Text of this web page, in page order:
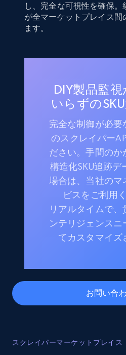
し、完全な可視性を確保。
が全マーケットプレイス間
ます。
DIY製品監
いらずの
完全な制御が必要
のスクレイパー
ださい。手間のか
構造化SKU追跡デ
場合は、当社のマ
ビスをご利用
リアルタイムで、
ンテリジェンスニ
てカスタマイズ
お問い合
スクレイパーマーケットプレイス